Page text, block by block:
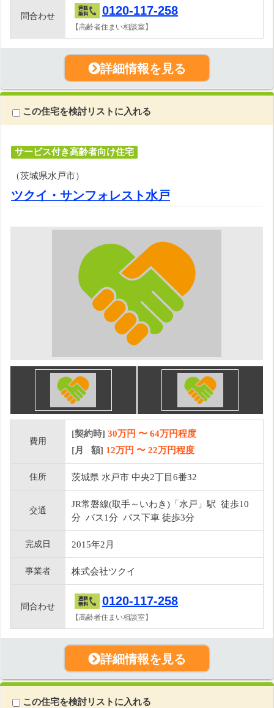
問合わせ 0120-117-258
【高齢者住まい相談室】
詳細情報を見る
この住宅を検討リストに入れる
サービス付き高齢者向け住宅
（茨城県水戸市）
ツクイ・サンフォレスト水戸
費用
[契約時] 30万円 〜 64万円程度
[月 額] 12万円 〜 22万円程度
住所 茨城県 水戸市 中央2丁目6番32
交通
JR常磐線(取手～いわき)「水戸」駅 徒歩10
分 バス1分 バス下車 徒歩3分
完成日 2015年2月
事業者 株式会社ツクイ
問合わせ 0120-117-258
【高齢者住まい相談室】
詳細情報を見る
この住宅を検討リストに入れる